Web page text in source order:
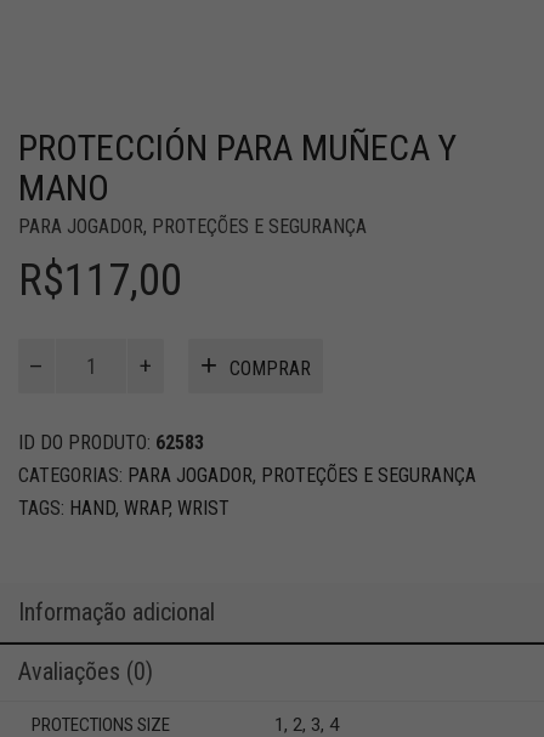
PROTECCIÓN PARA MUÑECA Y
MANO
PARA JOGADOR, PROTEÇÕES E SEGURANÇA
R$117,00
y
mano
quantidade
COMPRAR
ID DO PRODUTO: 62583
CATEGORIAS: PARA JOGADOR, PROTEÇÕES E SEGURANÇA
TAGS: HAND, WRAP, WRIST
Informação adicional
Avaliações (0)
PROTECTIONS SIZE 1, 2, 3, 4